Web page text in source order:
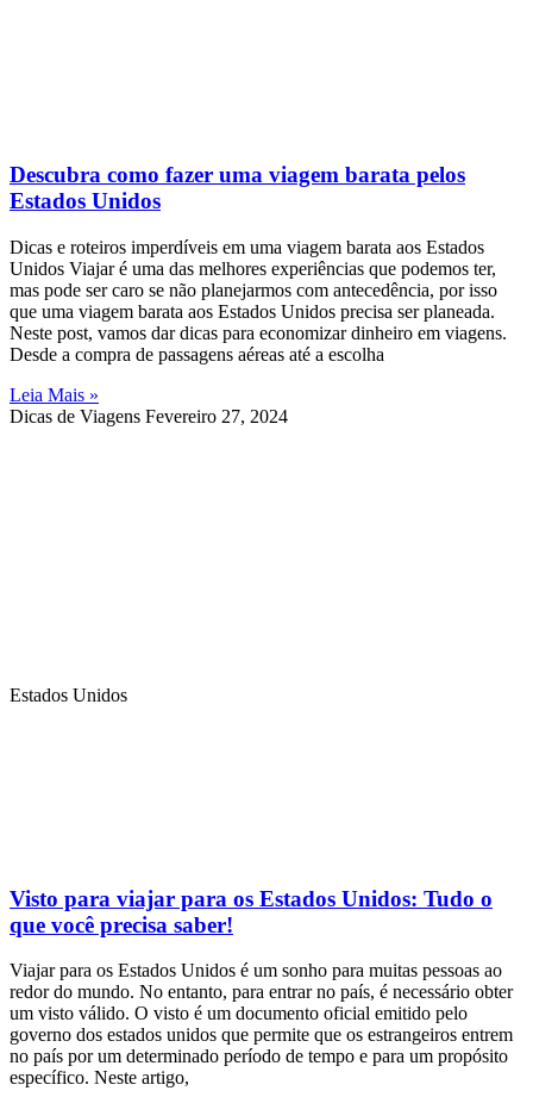
Descubra como fazer uma viagem barata pelos
Estados Unidos
Dicas e roteiros imperdíveis em uma viagem barata aos Estados
Unidos Viajar é uma das melhores experiências que podemos ter,
mas pode ser caro se não planejarmos com antecedência, por isso
que uma viagem barata aos Estados Unidos precisa ser planeada.
Neste post, vamos dar dicas para economizar dinheiro em viagens.
Desde a compra de passagens aéreas até a escolha
Leia Mais »
Dicas de Viagens Fevereiro 27, 2024
Estados Unidos
Visto para viajar para os Estados Unidos: Tudo o
que você precisa saber!
Viajar para os Estados Unidos é um sonho para muitas pessoas ao
redor do mundo. No entanto, para entrar no país, é necessário obter
um visto válido. O visto é um documento oficial emitido pelo
governo dos estados unidos que permite que os estrangeiros entrem
no país por um determinado período de tempo e para um propósito
específico. Neste artigo,